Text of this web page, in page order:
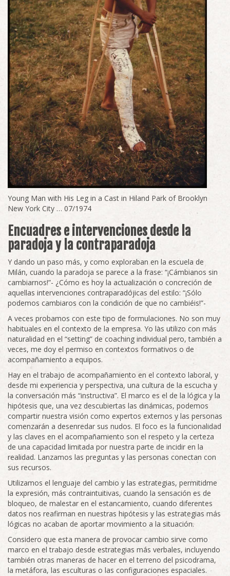
Young Man with His Leg in a Cast in Hiland Park of Brooklyn
New York City … 07/1974
Encuadres e intervenciones desde la
paradoja y la contraparadoja
Y dando un paso más, y como exploraban en la escuela de
Milán, cuando la paradoja se parece a la frase: “¡Cámbianos sin
cambiarnos!”- ¿Cómo es hoy la actualización o concreción de
aquellas intervenciones contraparadójicas del estilo: “¡Sólo
podemos cambiaros con la condición de que no cambiéis!”-
A veces probamos con este tipo de formulaciones. No son muy
habituales en el contexto de la empresa. Yo las utilizo con más
naturalidad en el “setting” de coaching individual pero, también a
veces, me doy el permiso en contextos formativos o de
acompañamiento a equipos.
Hay en el trabajo de acompañamiento en el contexto laboral, y
desde mi experiencia y perspectiva, una cultura de la escucha y
la conversación más “instructiva”. El marco es el de la lógica y la
hipótesis que, una vez descubiertas las dinámicas, podemos
compartir nuestra visión como expertos externos y las personas
comenzarán a desenredar sus nudos. El foco es la funcionalidad
y las claves en el acompañamiento son el respeto y la certeza
de una capacidad limitada por nuestra parte de incidir en la
realidad. Lanzamos las preguntas y las personas conectan con
sus recursos.
Utilizamos el lenguaje del cambio y las estrategias, permitidme
la expresión, más contraintuitivas, cuando la sensación es de
bloqueo, de malestar en el estancamiento, cuando diferentes
datos nos reafirman en nuestras hipótesis y las estrategias más
lógicas no acaban de aportar movimiento a la situación.
Considero que esta manera de provocar cambio sirve como
marco en el trabajo desde estrategias más verbales, incluyendo
también otras maneras de hacer en el terreno del psicodrama,
la metáfora, las esculturas o las configuraciones espaciales.